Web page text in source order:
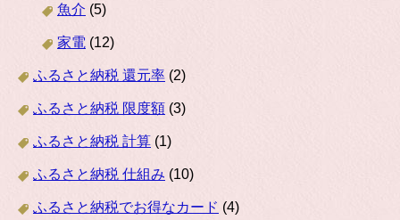
魚介 (5)
家電 (12)
ふるさと納税 還元率 (2)
ふるさと納税 限度額 (3)
ふるさと納税 計算 (1)
ふるさと納税 仕組み (10)
ふるさと納税でお得なカード (4)